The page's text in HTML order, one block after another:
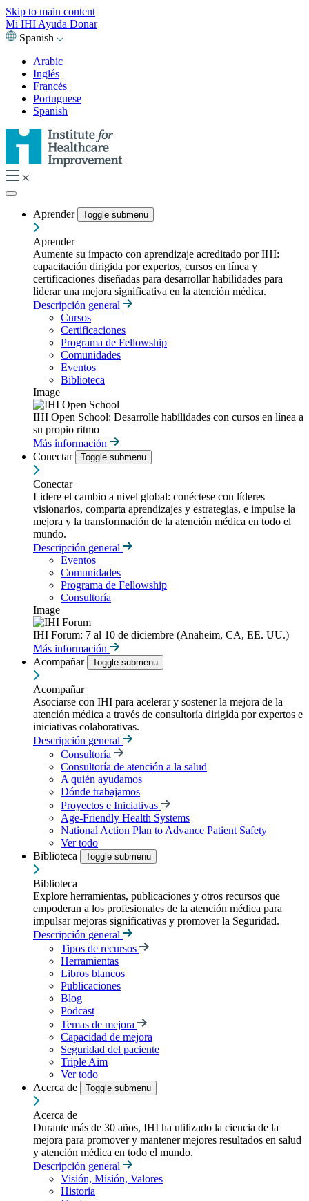
Skip to main content
Mi IHI Ayuda Donar
Spanish
Arabic
Inglés
Francés
Portuguese
Spanish
Aprender Toggle submenu
Aprender
Aumente su impacto con aprendizaje acreditado por IHI:
capacitación dirigida por expertos, cursos en línea y
certificaciones diseñadas para desarrollar habilidades para
liderar una mejora significativa en la atención médica.
Descripción general
Cursos
Certificaciones
Programa de Fellowship
Comunidades
Eventos
Biblioteca
Image
IHI Open School: Desarrolle habilidades con cursos en línea a
su propio ritmo
Más información
Conectar
Toggle submenu
Conectar
Lidere el cambio a nivel global: conéctese con líderes
visionarios, comparta aprendizajes y estrategias, e impulse la
mejora y la transformación de la atención médica en todo el
mundo.
Descripción general
Eventos
Comunidades
Programa de Fellowship
Consultoría
Image
IHI Forum: 7 al 10 de diciembre (Anaheim, CA, EE. UU.)
Más información
Acompañar
Toggle submenu
Acompañar
Asociarse con IHI para acelerar y sostener la mejora de la
atención médica a través de consultoría dirigida por expertos e
iniciativas colaborativas.
Descripción general
Consultoría
Consultoría de atención a la salud
A quién ayudamos
Dónde trabajamos
Proyectos e Iniciativas
Age-Friendly Health Systems
National Action Plan to Advance Patient Safety
Ver todo
Biblioteca
Toggle submenu
Biblioteca
Explore herramientas, publicaciones y otros recursos que
empoderan a los profesionales de la atención médica para
impulsar mejoras significativas y promover la Seguridad.
Descripción general
Tipos de recursos
Herramientas
Libros blancos
Publicaciones
Blog
Podcast
Temas de mejora
Capacidad de mejora
Seguridad del paciente
Triple Aim
Ver todo
Acerca de
Toggle submenu
Acerca de
Durante más de 30 años, IHI ha utilizado la ciencia de la
mejora para promover y mantener mejores resultados en salud
y atención médica en todo el mundo.
Descripción general
Visión, Misión, Valores
Historia